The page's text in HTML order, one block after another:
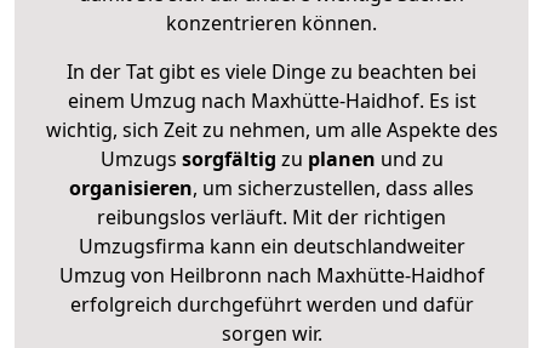
konzentrieren können.
In der Tat gibt es viele Dinge zu beachten bei
einem Umzug nach Maxhütte-Haidhof. Es ist
wichtig, sich Zeit zu nehmen, um alle Aspekte des
Umzugs sorgfältig zu planen und zu
organisieren, um sicherzustellen, dass alles
reibungslos verläuft. Mit der richtigen
Umzugsfirma kann ein deutschlandweiter
Umzug von Heilbronn nach Maxhütte-Haidhof
erfolgreich durchgeführt werden und dafür
sorgen wir.